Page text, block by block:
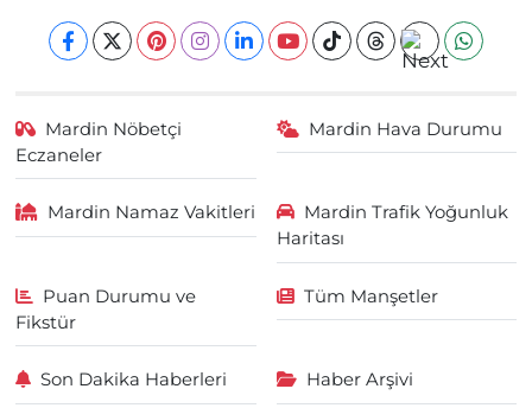
Mardin Nöbetçi
Eczaneler
Mardin Hava Durumu
Mardin Namaz Vakitleri
Mardin Trafik Yoğunluk
Haritası
Puan Durumu ve
Fikstür
Tüm Manşetler
Son Dakika Haberleri Haber Arşivi